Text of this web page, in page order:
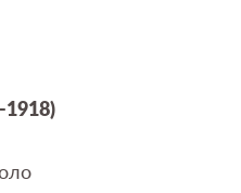
1918)